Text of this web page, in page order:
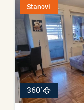
Stanovi
360°